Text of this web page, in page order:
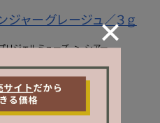
ャーグレージュ／３ｇ
リジェルミューズ
シアー
グレージュ／３ｇのレビュー